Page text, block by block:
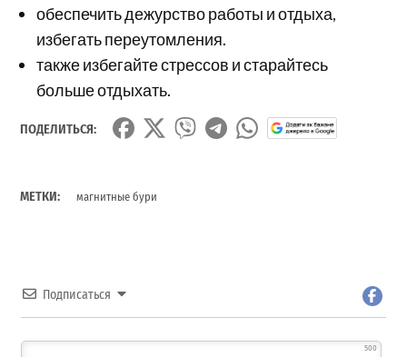
обеспечить дежурство работы и отдыха,
избегать переутомления.
также избегайте стрессов и старайтесь
больше отдыхать.
ПОДЕЛИТЬСЯ:
МЕТКИ: магнитные бури
Подписаться
500